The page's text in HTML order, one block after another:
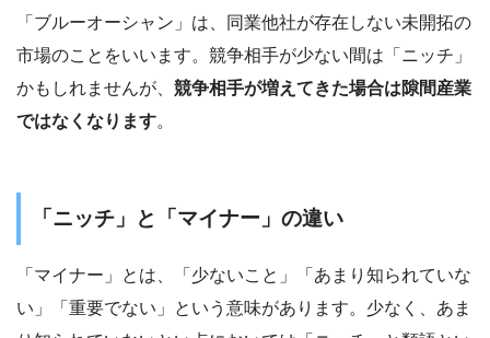
「ブルーオーシャン」は、同業他社が存在しない未開拓の
市場のことをいいます。競争相手が少ない間は「ニッチ」
かもしれませんが、 競争相手が増えてきた場合は隙間産業
ではなくなります。
「ニッチ」と「マイナー」の違い
「マイナー」とは、「少ないこと」「あまり知られていな
い」「重要でない」という意味があります。少なく、あま